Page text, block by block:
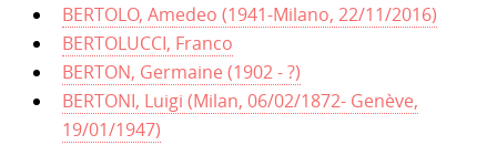
BERTOLO, Amedeo (1941-Milano, 22/11/2016)
BERTOLUCCI, Franco
BERTON, Germaine (1902 - ?)
BERTONI, Luigi (Milan, 06/02/1872- Genève,
19/01/1947)